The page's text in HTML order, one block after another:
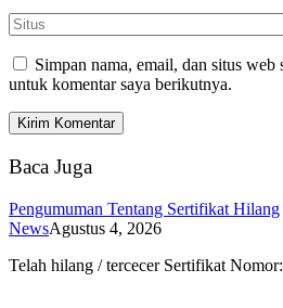
Simpan nama, email, dan situs web
untuk komentar saya berikutnya.
Baca Juga
Pengumuman Tentang Sertifikat Hilang
NewsAgustus 4, 2026
Telah hilang / tercecer Sertifikat